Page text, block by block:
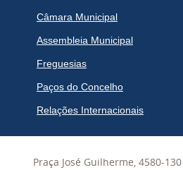
Câmara Municipal
Assembleia Municipal
Freguesias
Paços do Concelho
Relações Internacionais
Praça José Guilherme, 4580-